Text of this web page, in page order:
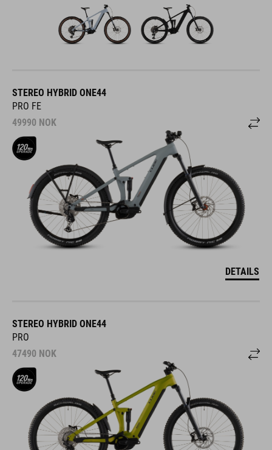
STEREO HYBRID ONE44
PRO FE
49990 NOK
DETAILS
STEREO HYBRID ONE44
PRO
47490 NOK